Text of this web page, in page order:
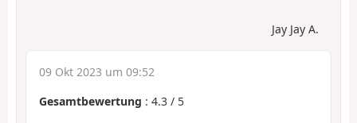
Jay Jay A.
09 Okt 2023 um 09:52
Gesamtbewertung : 4.3 / 5